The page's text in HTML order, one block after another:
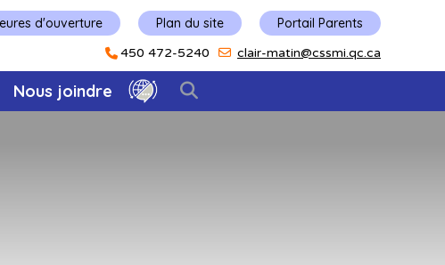
Plan du site Portail Parents
d'ouverture
450 472-5240 clair-matin@cssmi.qc.ca
Nous joindre